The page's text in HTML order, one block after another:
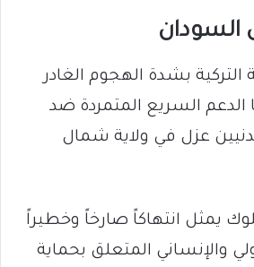
السودان
التركية بشدة الهجوم الغادر
الدعم السريع المتمردة ضد
عزل في ولاية شمال
يمثل انتهاكاً صارخاً وخطيراً
والإنساني المتعلق بحماية